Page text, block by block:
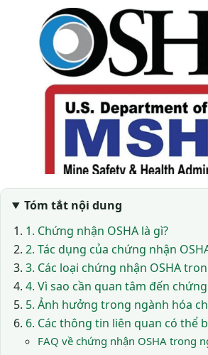
Tóm tắt nội dung
1. Chứng nhận OSHA là gì?
2. Tác dụng của chứng nhận
3. Các loại chứng nhận OSHA
4. Vì sao cần quan tâm đến
5. Ảnh hưởng trong ngành hóa
6. Các thông tin liên quan có thể
FAQ về chứng nhận OSHA trong